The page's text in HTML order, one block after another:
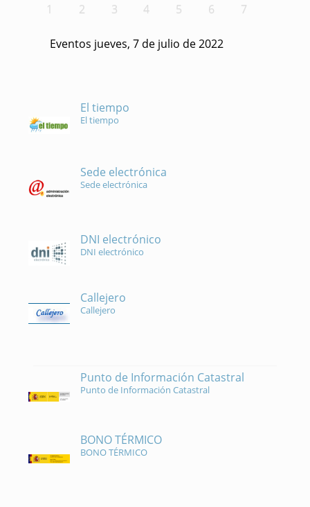
1
2 3 4 5 6 7
Eventos jueves, 7 de julio de 2022
El tiempo
El tiempo
Sede electrónica
Sede electrónica
DNI electrónico
DNI electrónico
Callejero
Callejero
Punto de Información Catastral
Punto de Información Catastral
BONO TÉRMICO
BONO TÉRMICO